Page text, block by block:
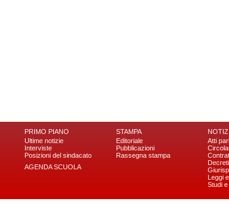
PRIMO PIANO
Ultime notizie
Interviste
Posizioni del sindacato
AGENDA SCUOLA
STAMPA
Editoriale
Pubblicazioni
Rassegna stampa
Atti
Leggi
Studi